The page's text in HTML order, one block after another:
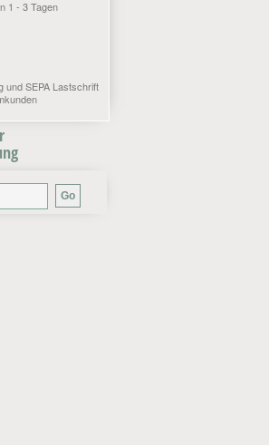
1 - 3 Tagen
und SEPA Lastschrift